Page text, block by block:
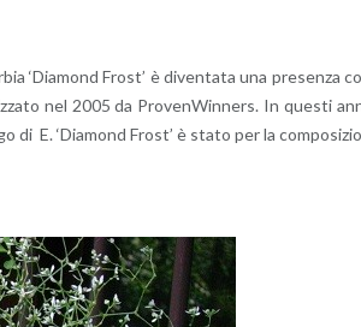
‘Dia­mond Fro­st’ è di­ven­ta­ta una pre­sen­za
nel 2005 da Pro­ve­n­Win­ners. In que­sti
E. ‘Dia­mond Fro­st’ è stato per la